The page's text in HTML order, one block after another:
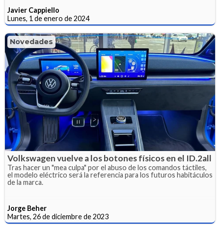
Javier Cappiello
Lunes, 1 de enero de 2024
Novedades
Volkswagen vuelve a los botones físicos en el ID.2all
Tras hacer un "mea culpa" por el abuso de los comandos táctiles,
el modelo eléctrico será la referencia para los futuros habitáculos
de la marca.
Jorge Beher
Martes, 26 de diciembre de 2023